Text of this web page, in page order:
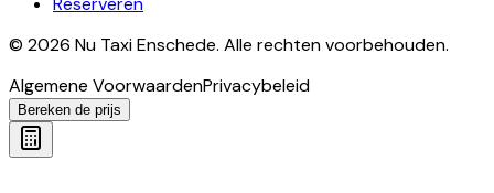
© 2026 Nu Taxi Enschede. Alle rechten voorbehouden.
Algemene VoorwaardenPrivacybeleid
Bereken de prijs